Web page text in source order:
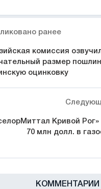
ранее
комиссия
размер
оцинковку
Кривой Рог»
70 млн долл. в
КОММЕНТАРИИ